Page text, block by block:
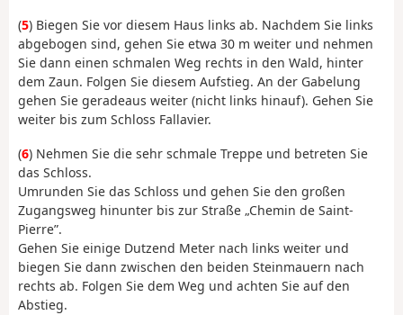
(5) Biegen Sie vor diesem Haus links ab. Nachdem Sie links
abgebogen sind, gehen Sie etwa 30 m weiter und nehmen
Sie dann einen schmalen Weg rechts in den Wald, hinter
dem Zaun. Folgen Sie diesem Aufstieg. An der Gabelung
gehen Sie geradeaus weiter (nicht links hinauf). Gehen Sie
weiter bis zum Schloss Fallavier.
(6) Nehmen Sie die sehr schmale Treppe und betreten Sie
das Schloss.
Umrunden Sie das Schloss und gehen Sie den großen
Zugangsweg hinunter bis zur Straße „Chemin de Saint-
Pierre”.
Gehen Sie einige Dutzend Meter nach links weiter und
biegen Sie dann zwischen den beiden Steinmauern nach
rechts ab. Folgen Sie dem Weg und achten Sie auf den
Abstieg.